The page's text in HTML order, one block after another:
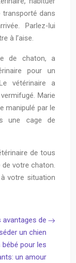
dans
Parlez-lui
à l’aise.
de chaton, a
pour un
vétérinaire a
Marie
manipulé par le
une cage de
de tous
votre chaton.
votre situation
avantages de
un chien
pour les
un amour